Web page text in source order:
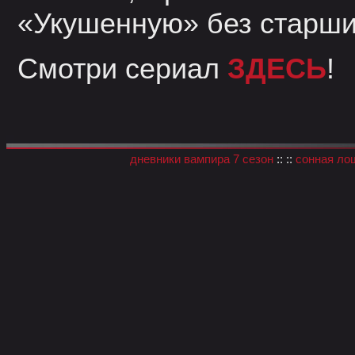
«Укушенную» без
Смотри сериал ЗДЕСЬ!
дневники вампира 7 сезон:: :: сонная